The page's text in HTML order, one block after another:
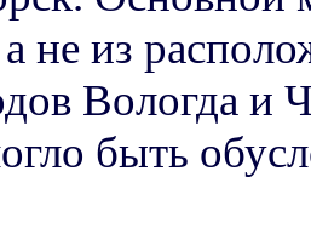
не из
Вологда и
быть